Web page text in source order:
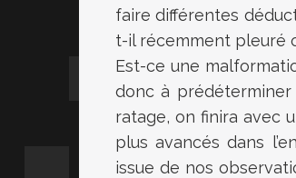
faire différentes
t-il récemment pleuré
Est-ce une
donc à prédéterminer
ratage, on finira avec
plus avancés dans
issue de nos